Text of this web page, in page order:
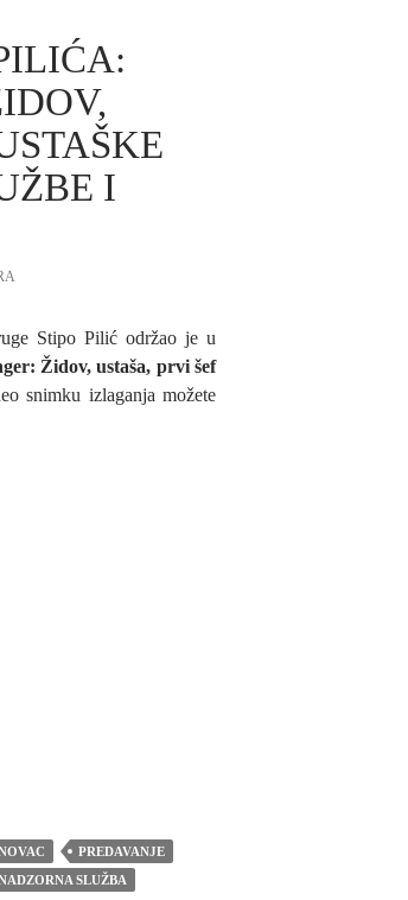
I
Stipo Pilić održao je u
Židov, ustaša, prvi šef
snimku izlaganja možete
PREDAVANJE
SLUŽBA